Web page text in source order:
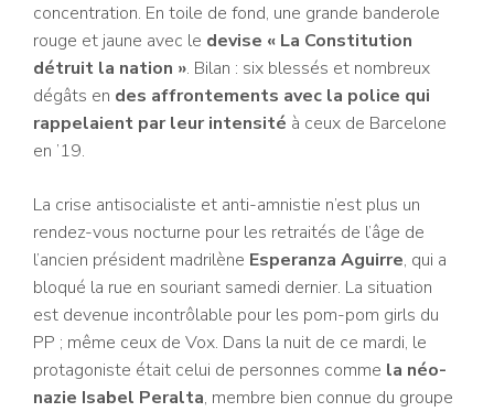
concentration. En toile de fond, une grande banderole
rouge et jaune avec le devise « La Constitution
détruit la nation ». Bilan : six blessés et nombreux
dégâts en des affrontements avec la police qui
rappelaient par leur intensité à ceux de Barcelone
en ’19.
La crise antisocialiste et anti-amnistie n’est plus un
rendez-vous nocturne pour les retraités de l’âge de
l’ancien président madrilène Esperanza Aguirre, qui a
bloqué la rue en souriant samedi dernier. La situation
est devenue incontrôlable pour les pom-pom girls du
PP ; même ceux de Vox. Dans la nuit de ce mardi, le
protagoniste était celui de personnes comme la néo-
nazie Isabel Peralta, membre bien connue du groupe